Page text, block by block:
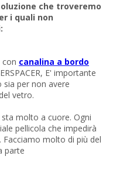
che troveremo
i quali non
con canalina a bordo
E' importante
sia per non avere
vetro.
molto a cuore. Ogni
pellicola che impedirà
molto di più del
parte